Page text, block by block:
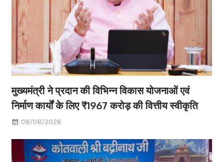
मुख्यमंत्री ने प्रदान की विभिन्न विकास योजनाओं एवं
निर्माण कार्यों के लिए ₹1967 करोड़ की वित्तीय स्वीकृति
08/08/2026